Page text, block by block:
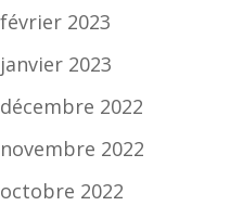
février 2023
janvier 2023
décembre 2022
novembre 2022
octobre 2022